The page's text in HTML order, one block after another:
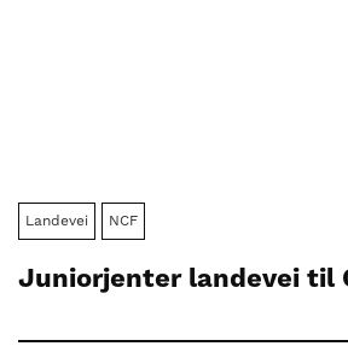
Landevei NCF
Juniorjenter landevei til